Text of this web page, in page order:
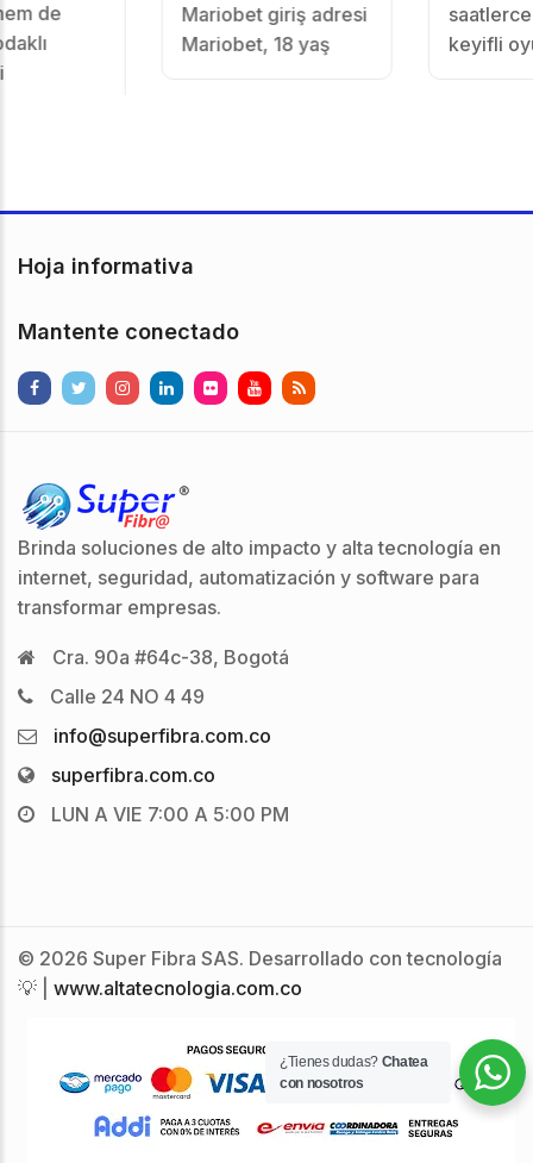
Mariobet giriş adresi
Mariobet, 18 yaş
saatlerce süren
Brinda soluciones de alto impacto y alta tecnología en
internet, seguridad, automatización y software para
transformar empresas.
💡 |www.altatecnologia.com.co
¿Tienes dudas? Chatea
con nosotros